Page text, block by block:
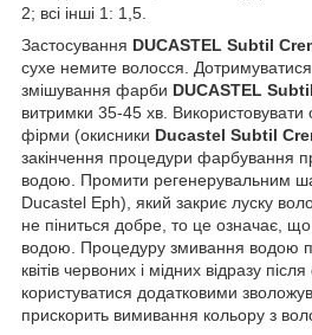
2; всі інші 1: 1,5.
Застосування DUCASTEL Subtil
сухе немите волосся. Дотримуватися
змішування фарби DUCASTEL
витримки 35-45 хв. Використовувати
фірми (окисники Ducastel Subtil
закінчення процедури фарбування
водою. Промити регенерувальним
Ducastel Eph), який закриє луску
не піниться добре, то це означає,
водою. Процедуру змивання водою
квітів червоних і мідних відразу
користуватися додатковими
прискорить вимивання кольору з